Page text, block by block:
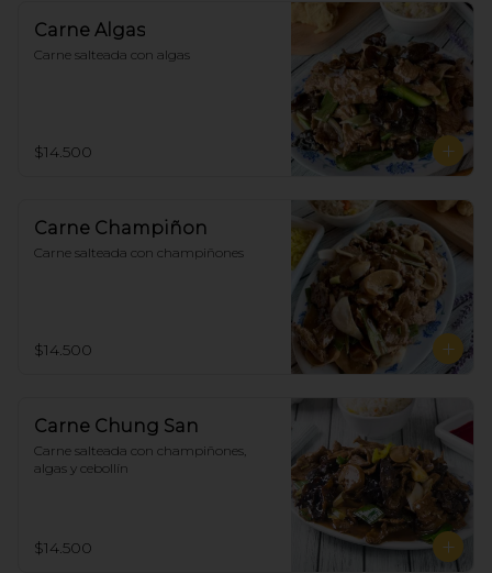
Carne Algas
Carne salteada con algas
$14.500
Carne Champiñon
Carne salteada con champiñones
$14.500
Carne Chung San
Carne salteada con champiñones,
algas y cebollín
$14.500